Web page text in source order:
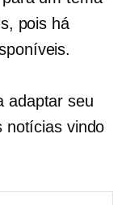
pois há
adaptar seu
notícias vindo